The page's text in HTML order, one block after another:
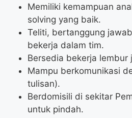
Memiliki kemampuan
solving yang baik.
Teliti, bertanggung
bekerja dalam tim.
Bersedia bekerja lembur
Mampu berkomunikasi
tulisan).
Berdomisili di sekitar
untuk pindah.